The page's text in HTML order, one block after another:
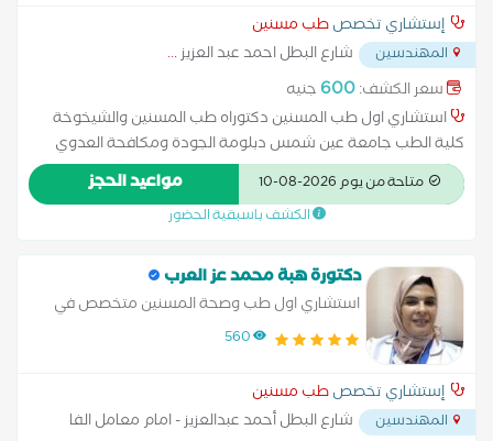
الاكلينيكية وإدارة جودة الرعايةإستشاري تخصصطب مسنين
المهندسين شارع البطل احمد عبد العزيز...
سعر الكشف:600 جنيه
استشاري اول طب المسنين دكتوراه طب المسنين والشيخوخة
كلية الطب جامعة عين شمس دبلومة الجودة ومكافحة العدوي
عضو الجمعية المصرية لطب الشيخوخة وعضو الجمعية الدويلة
لامراض الحركة والشغل الرعاش
متاحة من يوم 2026-08-10 مواعيد الحجز
الكشف باسبقية الحضور
دكتورة هبة محمد عز العرب
استشاري اول طب وصحة المسنين متخصص في
تغذية مسنين، حركة مسنين و ذاكرة مسنين
560
إستشاري تخصصطب مسنين
المهندسين
شارع البطل أحمد عبدالعزيز - امام معامل الفا